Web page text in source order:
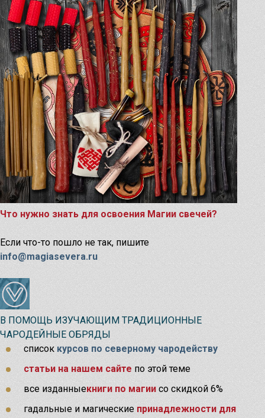
Что нужно знать для освоения Магии свечей?
Если что-то пошло не так, пишите
info@magiasevera.ru
В ПОМОЩЬ ИЗУЧАЮЩИМ ТРАДИЦИОННЫЕ
ЧАРОДЕЙНЫЕ ОБРЯДЫ
список курсов по северному чародейству
статьи на нашем сайте по этой теме
все изданныекниги по магии со скидкой 6%
гадальные и магические принадлежности для